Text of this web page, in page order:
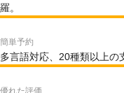
羅。
簡単予約
多言語対応、20種類以上の
優れた評価